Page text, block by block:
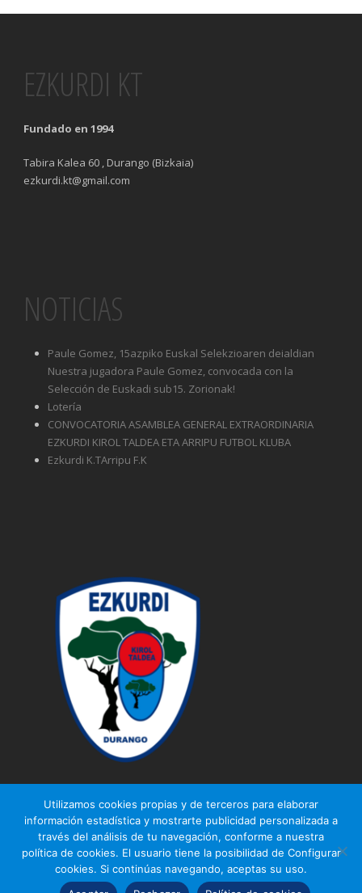
EZKURDI KT
Fundado en 1994
Tabira Kalea 60 , Durango (Bizkaia)
ezkurdi.kt@gmail.com
NOTICIAS
Paule Gomez, 15azpiko Euskal Selekzioaren deialdian
Nuestra jugadora Paule Gomez, convocada con la
Selección de Euskadi sub15. Zorionak!
Lotería
CONVOCATORIA ASAMBLEA GENERAL EXTRAORDINARIA
EZKURDI KIROL TALDEA ETA ARRIPU FUTBOL KLUBA
Ezkurdi K.TArripu F.K
© Ezkurdi KT
Aviso legal | Política de privacidad Política de cookies
Utilizamos cookies propias y de terceros para elaborar
información estadística y mostrarte publicidad personalizada a
través del análisis de tu navegación, conforme a nuestra
política de cookies. El usuario tiene la posibilidad de Configurar
cookies. Si continúas navegando, aceptas su uso.